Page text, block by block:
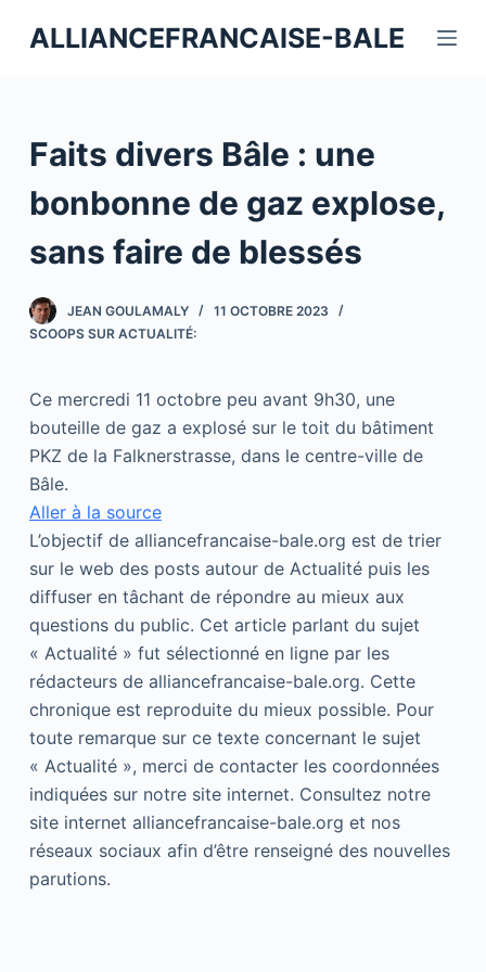
a
e
a
c
n
n
u
ALLIANCEFRANCAISE-BALE
Faits divers Bâle : une
bonbonne de gaz explose,
sans faire de blessés
JEAN GOULAMALY
11 OCTOBRE 2023
SCOOPS SUR ACTUALITÉ:
Ce mercredi 11 octobre peu avant 9h30, une
bouteille de gaz a explosé sur le toit du bâtiment
PKZ de la Falknerstrasse, dans le centre-ville de
Bâle.
Aller à la source
L’objectif de alliancefrancaise-bale.org est de trier
sur le web des posts autour de Actualité puis les
diffuser en tâchant de répondre au mieux aux
questions du public. Cet article parlant du sujet
« Actualité » fut sélectionné en ligne par les
rédacteurs de alliancefrancaise-bale.org. Cette
chronique est reproduite du mieux possible. Pour
toute remarque sur ce texte concernant le sujet
« Actualité », merci de contacter les coordonnées
indiquées sur notre site internet. Consultez notre
site internet alliancefrancaise-bale.org et nos
réseaux sociaux afin d’être renseigné des nouvelles
parutions.